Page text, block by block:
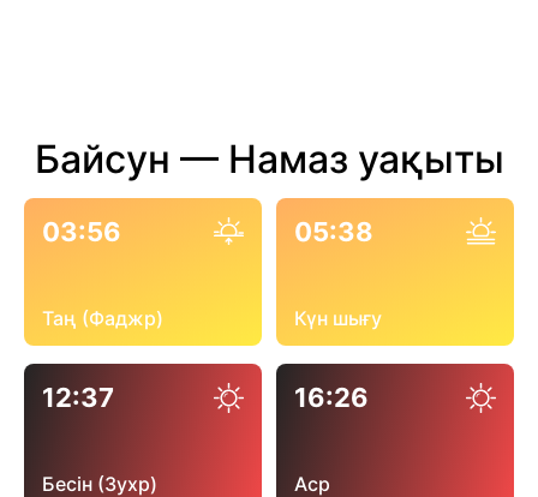
Байсун — Намаз уақыты
03:56
Таң (Фаджр)
05:38
Күн шығу
12:37
Бесін (Зухр)
16:26
Аср